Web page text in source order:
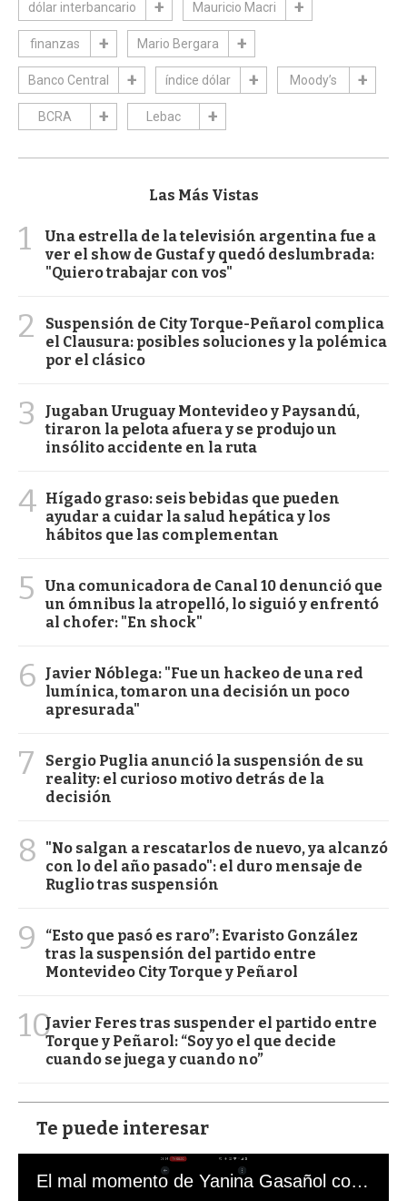
dólar interbancario Mauricio Macri
finanzas Mario Bergara
Banco Central índice dólar Moody’s
BCRA Lebac
Las Más Vistas
1
Una estrella de la televisión argentina fue a
ver el show de Gustaf y quedó deslumbrada:
"Quiero trabajar con vos"
2
Suspensión de City Torque-Peñarol complica
el Clausura: posibles soluciones y la polémica
por el clásico
3
Jugaban Uruguay Montevideo y Paysandú,
tiraron la pelota afuera y se produjo un
insólito accidente en la ruta
4 Hígado graso: seis bebidas que pueden
ayudar a cuidar la salud hepática y los
hábitos que las complementan
5
Una comunicadora de Canal 10 denunció que
un ómnibus la atropelló, lo siguió y enfrentó
al chofer: "En shock"
6
Javier Nóblega: "Fue un hackeo de una red
lumínica, tomaron una decisión un poco
apresurada"
7
Sergio Puglia anunció la suspensión de su
reality: el curioso motivo detrás de la
decisión
8
"No salgan a rescatarlos de nuevo, ya alcanzó
con lo del año pasado": el duro mensaje de
Ruglio tras suspensión
9
“Esto que pasó es raro”: Evaristo González
tras la suspensión del partido entre
Montevideo City Torque y Peñarol
10Javier Feres tras suspender el partido entre
Torque y Peñarol: “Soy yo el que decide
cuando se juega y cuando no”
Te puede interesar
El mal momento de Yanina Gasañol con un hincha argentino en "Subrayado"